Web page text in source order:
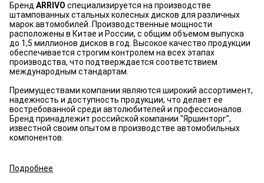
Бренд ARRIVO специализируется на производстве
штампованных стальных колесных дисков для различных
марок автомобилей. Производственные мощности
расположены в Китае и России, с общим объемом выпуска
до 1,5 миллионов дисков в год. Высокое качество продукции
обеспечивается строгим контролем на всех этапах
производства, что подтверждается соответствием
международным стандартам.
Преимуществами компании являются широкий ассортимент,
надежность и доступность продукции, что делает ее
востребованной среди автолюбителей и профессионалов.
Бренд принадлежит российской компании "Яршинторг",
известной своим опытом в производстве автомобильных
компонентов.
Подробнее